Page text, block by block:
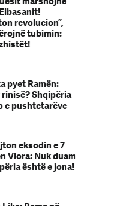
revolucion”,
tubimin:
pyet Ramën:
Shqipëria
e pushtetarëve
eksodin e 7
Vlora: Nuk duam
është e jona!